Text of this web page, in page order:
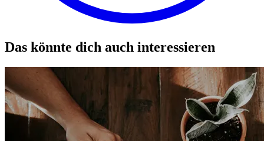
Das könnte dich auch interessieren